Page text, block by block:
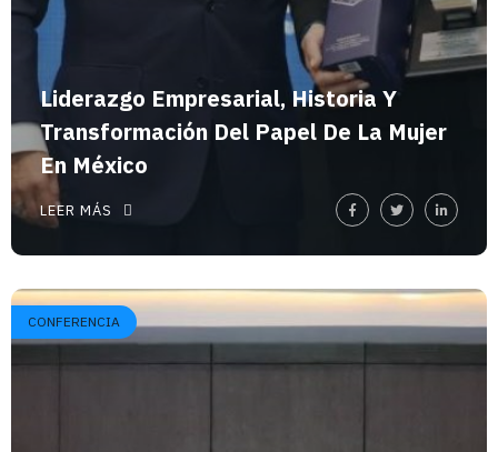
Liderazgo Empresarial, Historia Y
Transformación Del Papel De La Mujer
En México
LEER MÁS
CONFERENCIA